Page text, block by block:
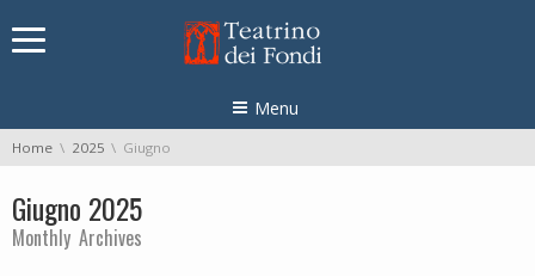
Menu
You are here:
Home 2025 Giugno
Giugno 2025
Monthly Archives